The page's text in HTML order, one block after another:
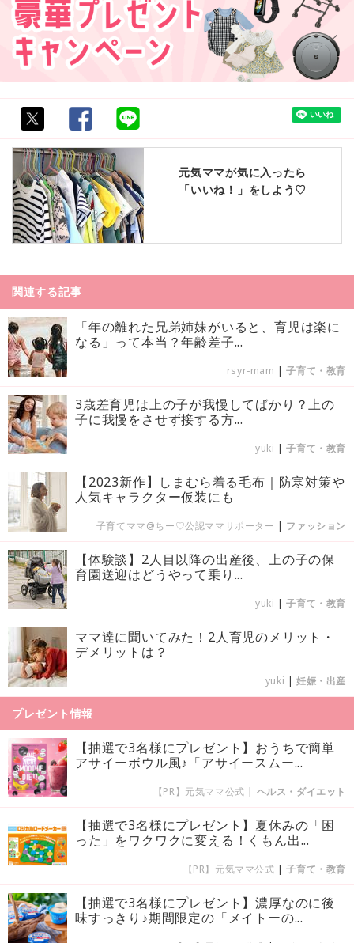
元気ママが気に入ったら
「いいね！」をしよう♡
関連する記事
「年の離れた兄弟姉妹がいると、育児は楽に
なる」って本当？年齢差子...
rsyr-mam |子育て・教育
3歳差育児は上の子が我慢してばかり？上の
子に我慢をさせず接する方...
yuki |子育て・教育
【2023新作】しまむら着る毛布｜防寒対策や
人気キャラクター仮装にも
子育てママ@ちー♡公認ママサポーター | ファッション
【体験談】2人目以降の出産後、上の子の保
育園送迎はどうやって乗り...
yuki |子育て・教育
ママ達に聞いてみた！2人育児のメリット・
デメリットは？
yuki | 妊娠・出産
プレゼント情報
【抽選で3名様にプレゼント】おうちで簡単
アサイーボウル風♪「アサイースムー...
【PR】元気ママ公式 | ヘルス・ダイエット
【抽選で3名様にプレゼント】夏休みの「困
った」をワクワクに変える！くもん出...
【PR】元気ママ公式 |子育て・教育
【抽選で3名様にプレゼント】濃厚なのに後
味すっきり♪期間限定の「メイトーの...